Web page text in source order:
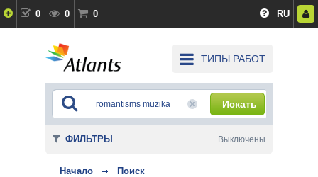
0 0 0 RU
ТИПЫ РАБОТ
Искать
Начало
Поиск
ФИЛЬТРЫ Выключены